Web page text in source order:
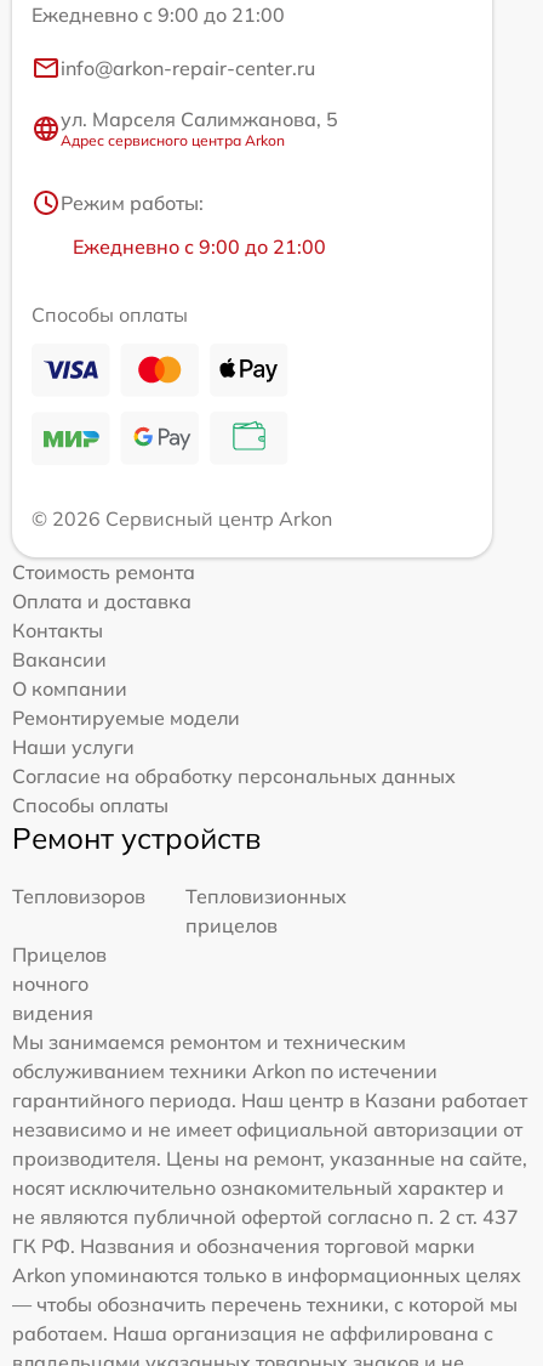
Ежедневно с 9:00 до 21:00
info@arkon-repair-center.ru
ул. Марселя Салимжанова, 5
Адрес сервисного центра Arkon
Режим работы:
Ежедневно с 9:00 до 21:00
Способы оплаты
© 2026 Сервисный центр Arkon
Стоимость ремонта
Оплата и доставка
Контакты
Вакансии
О компании
Ремонтируемые модели
Наши услуги
Согласие на обработку персональных данных
Способы оплаты
Ремонт устройств
Тепловизоров
Тепловизионных
прицелов
Прицелов
ночного
видения
Мы занимаемся ремонтом и техническим
обслуживанием техники Arkon по истечении
гарантийного периода. Наш центр в Казани работает
независимо и не имеет официальной авторизации от
производителя. Цены на ремонт, указанные на сайте,
носят исключительно ознакомительный характер и
не являются публичной офертой согласно п. 2 ст. 437
ГК РФ. Названия и обозначения торговой марки
Arkon упоминаются только в информационных целях
— чтобы обозначить перечень техники, с которой мы
работаем. Наша организация не аффилирована с